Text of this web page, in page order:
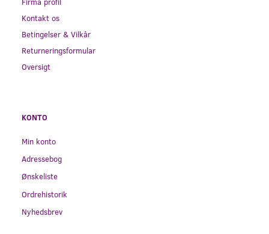
Kontakt os
Betingelser & Vilkår
Returneringsformular
Oversigt
KONTO
Min konto
Adressebog
Ønskeliste
Ordrehistorik
Nyhedsbrev